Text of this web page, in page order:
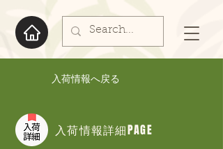
入荷情報へ戻る
入荷情報詳細PAGE